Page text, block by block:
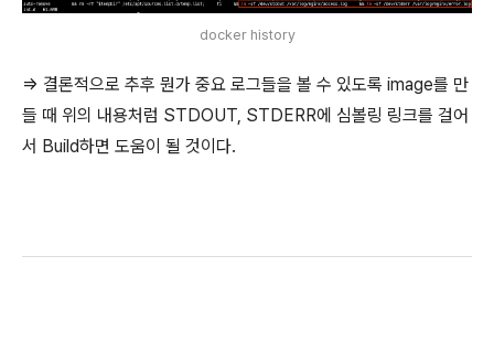
docker history
=> 결론적으로 추후 뭔가 중요 로그들을 볼 수 있도록 image를 만
들 때 위의 내용처럼 STDOUT, STDERR에 심볼링 링크를 걸어
서 Build하면 도움이 될 것이다.